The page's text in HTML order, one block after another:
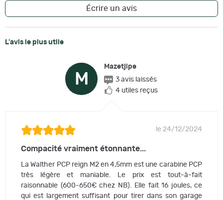
Écrire un avis
L'avis le plus utile
M
Mazetjipe
3 avis laissés
4 utiles reçus
le 24/12/2024
Compacité vraiment étonnante...
La Walther PCP reign M2 en 4,5mm est une carabine PCP
très légère et maniable. Le prix est tout-à-fait
raisonnable (600-650€ chez NB). Elle fait 16 joules, ce
qui est largement suffisant pour tirer dans son garage